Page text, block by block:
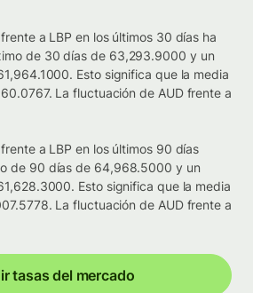
a LBP en los últimos 30 días ha
de 30 días de 63,293.9000 y un
Esto significa que la media
La fluctuación de AUD frente a
a LBP en los últimos 90 días
de 90 días de 64,968.5000 y un
Esto significa que la media
La fluctuación de AUD frente a
tasas del mercado